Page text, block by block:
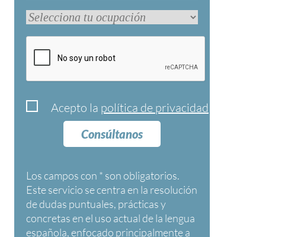
Acepto la política de privacidad
Consúltanos
Los campos con * son obligatorios